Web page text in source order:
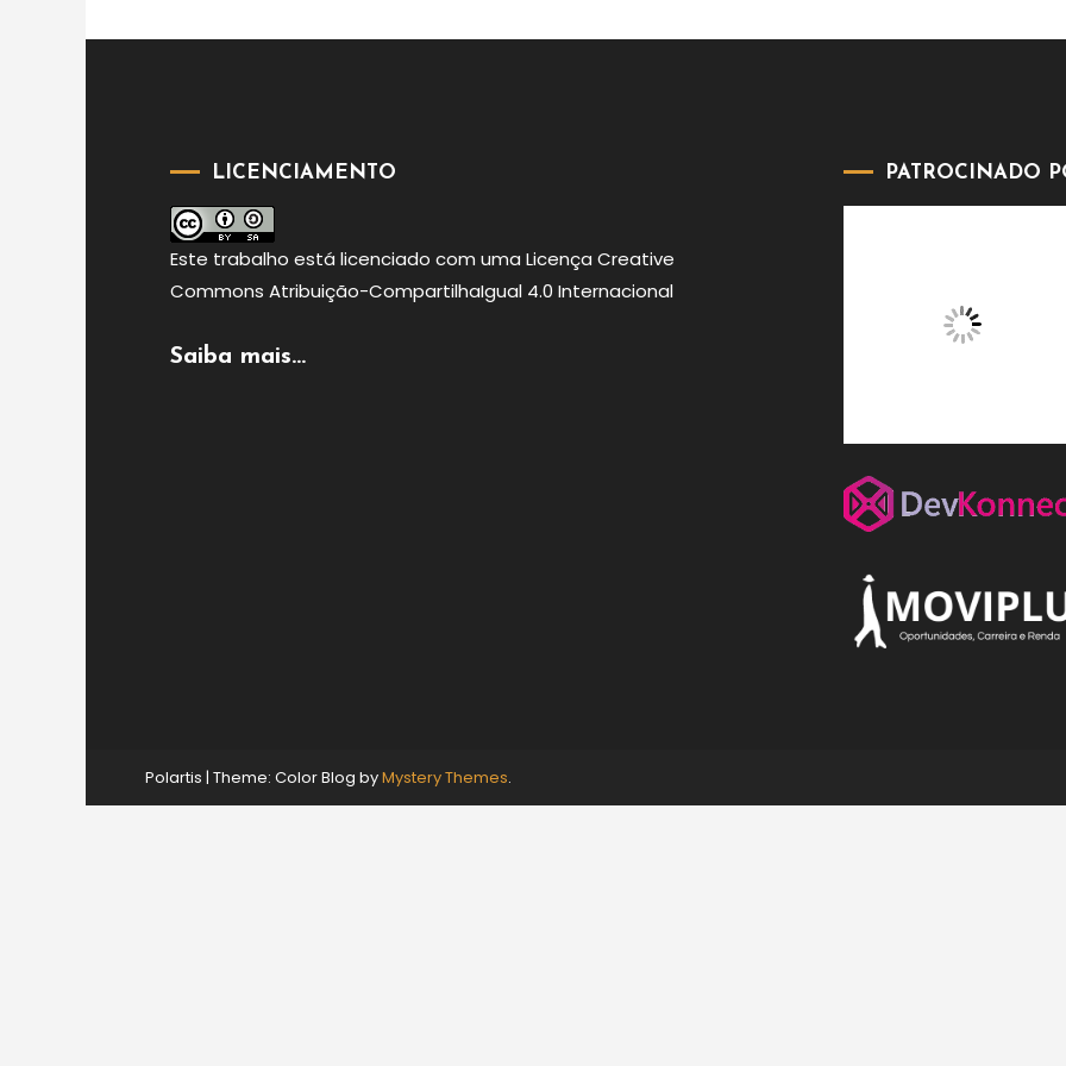
conteúdos
LICENCIAMENTO
Este trabalho está licenciado com uma Licença Creative
Commons Atribuição-CompartilhaIgual 4.0 Internacional
Saiba mais...
PATROCINADO
Polartis | Theme: Color Blog byMystery Themes.